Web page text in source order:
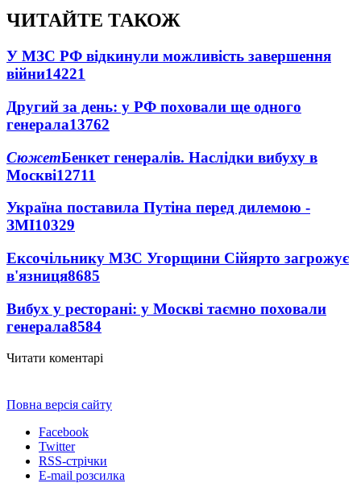
ЧИТАЙТЕ ТАКОЖ
У МЗС РФ відкинули можливість завершення
війни14221
Другий за день: у РФ поховали ще одного
генерала13762
СюжетБенкет генералів. Наслідки вибуху в
Москві12711
Україна поставила Путіна перед дилемою -
ЗМІ10329
Ексочільнику МЗС Угорщини Сійярто загрожує
в'язниця8685
Вибух у ресторані: у Москві таємно поховали
генерала8584
Читати коментарі
Повна версія сайту
Facebook
Twitter
RSS-стрічки
E-mail розсилка